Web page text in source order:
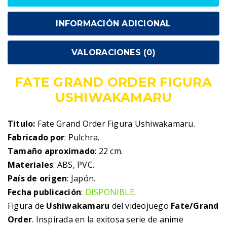
INFORMACIÓN ADICIONAL
VALORACIONES (0)
FATE GRAND ORDER FIGURA
USHIWAKAMARU
Titulo: Fate Grand Order Figura Ushiwakamaru.
Fabricado por: Pulchra.
Tamaño aproximado: 22 cm.
Materiales: ABS, PVC.
País de origen: Japón.
Fecha publicación: DISPONIBLE.
Figura de Ushiwakamaru del videojuego Fate/Grand
Order. Inspirada en la exitosa serie de anime